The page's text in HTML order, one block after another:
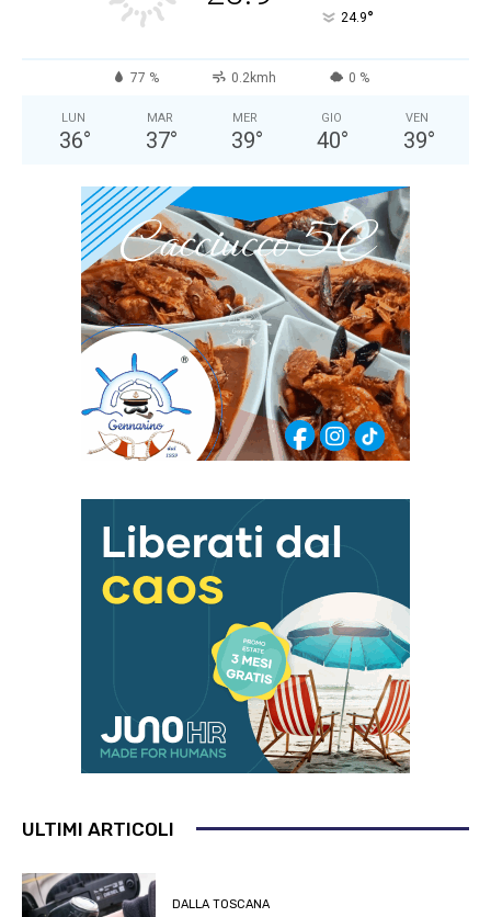
24.9°
77 % 0.2kmh 0 %
LUN
36°
MAR
37°
MER
39°
GIO
40°
VEN
39°
ULTIMI ARTICOLI
DALLA TOSCANA